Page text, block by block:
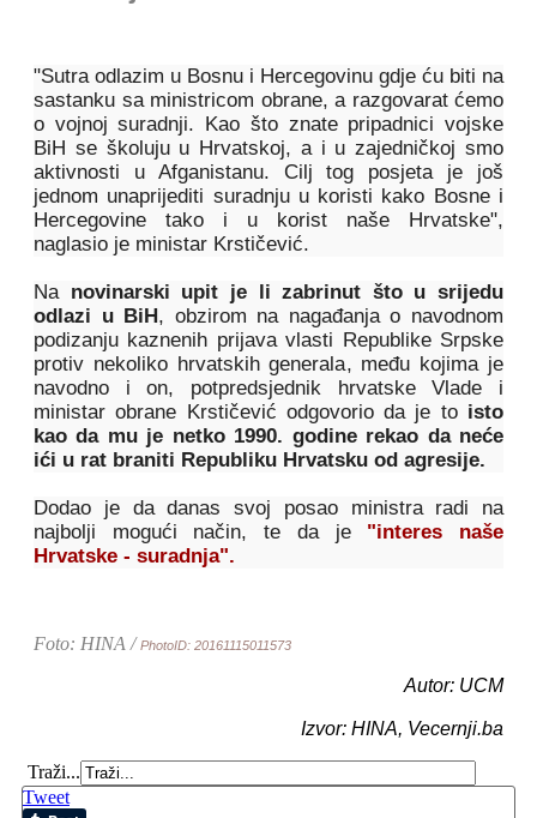
"Sutra odlazim u Bosnu i Hercegovinu gdje ću biti na
sastanku sa ministricom obrane, a razgovarat ćemo
o vojnoj suradnji. Kao što znate pripadnici vojske
BiH se školuju u Hrvatskoj, a i u zajedničkoj smo
aktivnosti u Afganistanu. Cilj tog posjeta je još
jednom unaprijediti suradnju u koristi kako Bosne i
Hercegovine tako i u korist naše Hrvatske",
naglasio je ministar Krstičević.
Na novinarski upit je li zabrinut što u srijedu
odlazi u BiH, obzirom na nagađanja o navodnom
podizanju kaznenih prijava vlasti Republike Srpske
protiv nekoliko hrvatskih generala, među kojima je
navodno i on, potpredsjednik hrvatske Vlade i
ministar obrane Krstičević odgovorio da je to isto
kao da mu je netko 1990. godine rekao da neće
ići u rat braniti Republiku Hrvatsku od agresije.
Dodao je da danas svoj posao ministra radi na
najbolji mogući način, te da je "interes naše
Hrvatske - suradnja".
Foto: HINA /PhotoID: 20161115011573
Autor: UCM
Izvor: HINA, Vecernji.ba
Traži...
Tweet